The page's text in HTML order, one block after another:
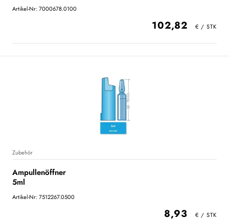
Artikel-Nr: 7000678.0100
102,82
Zubehör
Ampullenöffner
5ml
Artikel-Nr: 7512267.0500
8,93